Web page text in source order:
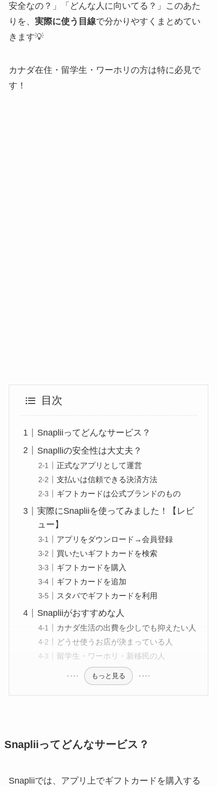
安全なの？」「どんな人に向いてる？」このあた
りを、 実際に使う目線で分かりやすくまとめてい
きます💡
カナダ在住・留学生・ワーホリの方は特に必見で
す！
目次
Snapliiってどんなサービス？
Snaplliの安全性は大丈夫？
正式なアプリとして運営
支払いは信頼できる決済方法
ギフトカードは公式ブランドのもの
実際にSnapliiを使ってみました！【レビ
ュー】
アプリをダウンロード→会員登録
買いたいギフトカードを検索
ギフトカードを購入
ギフトカードを追加
スタバでギフトカードを利用
Snapliiがおすすめな人
カナダ生活の出費を少しでも抑えたい人
どうせ使うお店が決まっている人
留学生・ワーホリ・新移民の人
もっと見る
Snapliiってどんなサービス？
Snapliiでは、アプリ上でギフトカードを購入する